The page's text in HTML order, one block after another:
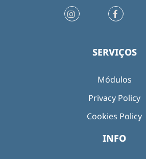
SERVIÇOS
Módulos
Privacy Policy
Cookies Policy
INFO